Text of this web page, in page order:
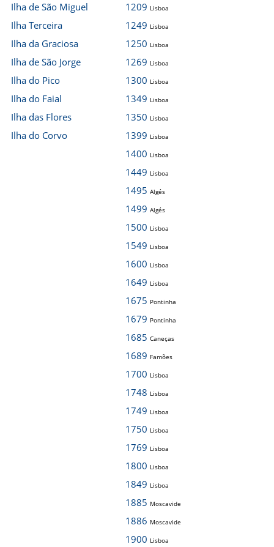
Ilha de São Miguel
Ilha Terceira
Ilha da Graciosa
Ilha de São Jorge
Ilha do Pico
Ilha do Faial
Ilha das Flores
Ilha do Corvo
1209 Lisboa
1249 Lisboa
1250 Lisboa
1269 Lisboa
1300 Lisboa
1349 Lisboa
1350 Lisboa
1399 Lisboa
1400 Lisboa
1449 Lisboa
1495 Algés
1499 Algés
1500 Lisboa
1549 Lisboa
1600 Lisboa
1649 Lisboa
1675 Pontinha
1679 Pontinha
1685 Caneças
1689 Famões
1700 Lisboa
1748 Lisboa
1749 Lisboa
1750 Lisboa
1769 Lisboa
1800 Lisboa
1849 Lisboa
1885 Moscavide
1886 Moscavide
1900 Lisboa